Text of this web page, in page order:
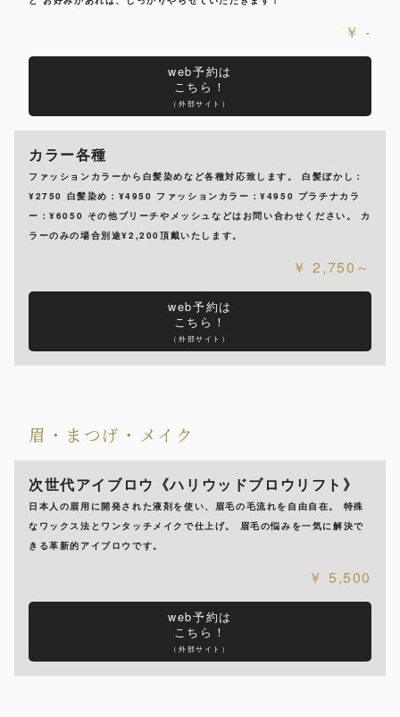
-
web予約は
こちら！
（外部サイト）
カラー各種
ファッションカラーから白髪染めなど各種対応致します。 白髪ぼかし：
¥2750 白髪染め：¥4950 ファッションカラー：¥4950 プラチナカラ
ー：¥6050 その他ブリーチやメッシュなどはお問い合わせください。 カ
ラーのみの場合別途¥2,200頂戴いたします。
2,750～
web予約は
こちら！
（外部サイト）
眉・まつげ・メイク
次世代アイブロウ《ハリウッドブロウリフト》
日本人の眉用に開発された液剤を使い、眉毛の毛流れを自由自在。 特殊
なワックス法とワンタッチメイクで仕上げ。 眉毛の悩みを一気に解決で
きる革新的アイブロウです。
5,500
web予約は
こちら！
（外部サイト）